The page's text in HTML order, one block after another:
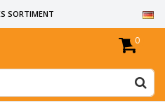
SORTIMENT
SIND UNGEBOHRT
0